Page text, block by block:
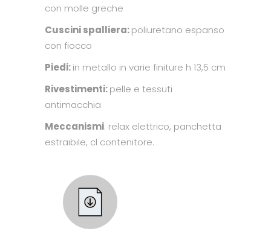
con molle greche
Cuscini spalliera:poliuretano espanso
con fiocco
Piedi:in metallo in varie finiture h 13,5 cm
Rivestimenti:pelle e tessuti
antimacchia
Meccanismi: relax elettrico, panchetta
estraibile, cl contenitore.